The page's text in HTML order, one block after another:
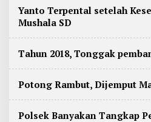
r
Yanto Terpental setelah
Mushala SD
Tahun 2018, Tonggak
Potong Rambut, Dijemput
Polsek Banyakan Tangkap